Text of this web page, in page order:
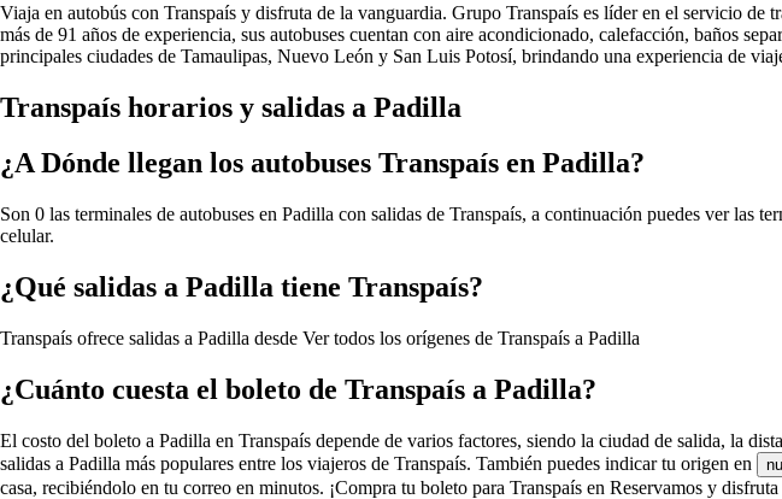
Viaja en autobús con Transpaís y disfruta de la vanguardia. Grupo Transpaís es líder en el servicio
más de 91 años de experiencia, sus autobuses cuentan con aire acondicionado, calefacción, baños
principales ciudades de Tamaulipas, Nuevo León y San Luis Potosí, brindando una experiencia de
Transpaís horarios y salidas a Padilla
¿A Dónde llegan los autobuses Transpaís en Padilla?
Son 0 las terminales de autobuses en Padilla con salidas de Transpaís, a continuación puedes ver
celular.
¿Qué salidas a Padilla tiene Transpaís?
Transpaís ofrece salidas a Padilla desde Ver todos los orígenes de Transpaís a Padilla
¿Cuánto cuesta el boleto de Transpaís a Padilla?
El costo del boleto a Padilla en Transpaís depende de varios factores, siendo la ciudad de salida, la
salidas a Padilla más populares entre los viajeros de Transpaís. También puedes indicar tu origen en
casa, recibiéndolo en tu correo en minutos. ¡Compra tu boleto para Transpaís en Reservamos y